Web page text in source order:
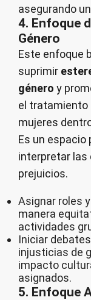
asegurando
4. Enfoque
Género
Este enfoque
suprimir
género y
el tratamiento
mujeres
Es un espacio
interpretar las
prejuicios.
Asignar roles
manera
actividades
Iniciar
injusticias de
impacto
asignados.
5. Enfoque